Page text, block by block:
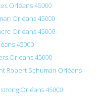
Orléans 45000
Orléans 45000
Orléans 45000
45000
Orléans 45000
Robert Schuman Orléans
Orléans 45000